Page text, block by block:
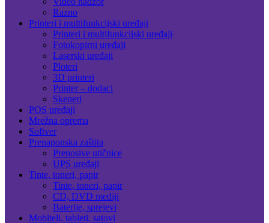
Razno
Printeri i multifunkcijski uređaji
Printeri i multifunkcijski uređaji
Fotokopirni uređaji
Laserski uređaji
Ploteri
3D printeri
Printer – dodaci
Skeneri
POS uređaji
Mrežna oprema
Softver
Prenaponska zaštita
Prenosive utičnice
UPS uređaji
Tinte, toneri, papir
Tinte, toneri, papir
CD, DVD mediji
Baterije, sprejevi
Mobiteli, tableti, satovi